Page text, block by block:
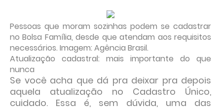
Pessoas que moram sozinhas podem se cadastrar
no Bolsa Família, desde que atendam aos requisitos
necessários. Imagem: Agência Brasil.
Atualização cadastral: mais importante do que
nunca
Se você acha que dá pra deixar pra depois
aquela atualização no Cadastro Único,
cuidado. Essa é, sem dúvida, uma das